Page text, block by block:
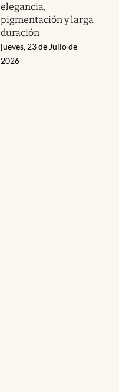
elegancia,
pigmentación y larga
duración
jueves, 23 de Julio de
2026